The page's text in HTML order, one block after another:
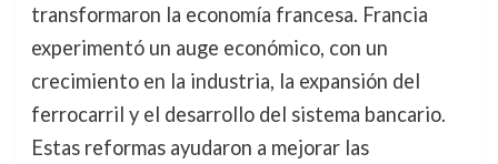
transformaron la economía francesa. Francia
experimentó un auge económico, con un
crecimiento en la industria, la expansión del
ferrocarril y el desarrollo del sistema bancario.
Estas reformas ayudaron a mejorar las